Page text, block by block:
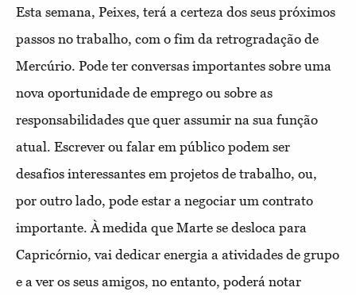
Esta semana, Peixes, terá a certeza dos seus próximos
passos no trabalho, com o fim da retrogradação de
Mercúrio. Pode ter conversas importantes sobre uma
nova oportunidade de emprego ou sobre as
responsabilidades que quer assumir na sua função
atual. Escrever ou falar em público podem ser
desafios interessantes em projetos de trabalho, ou,
por outro lado, pode estar a negociar um contrato
importante. À medida que Marte se desloca para
Capricórnio, vai dedicar energia a atividades de grupo
e a ver os seus amigos, no entanto, poderá notar